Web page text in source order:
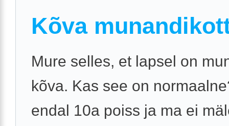
Kõva
Mure selles, et lapsel on
kõva. Kas see on
endal 10a poiss ja ma ei